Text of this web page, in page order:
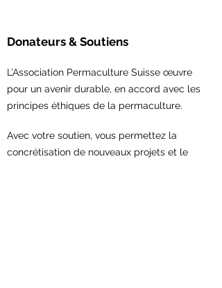
Donateurs & Soutiens
L’Association Permaculture Suisse œuvre
pour un avenir durable, en accord avec les
principes éthiques de la permaculture.
Avec votre soutien, vous permettez la
concrétisation de nouveaux projets et le